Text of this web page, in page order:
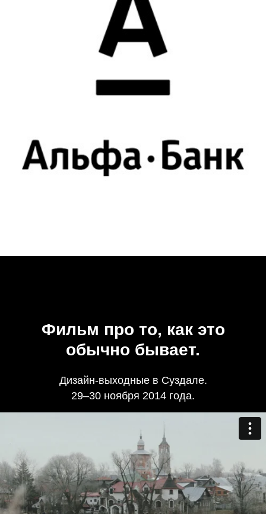
Фильм про то, как это
обычно бывает.
Дизайн-выходные в Суздале.
29–30 ноября 2014 года.